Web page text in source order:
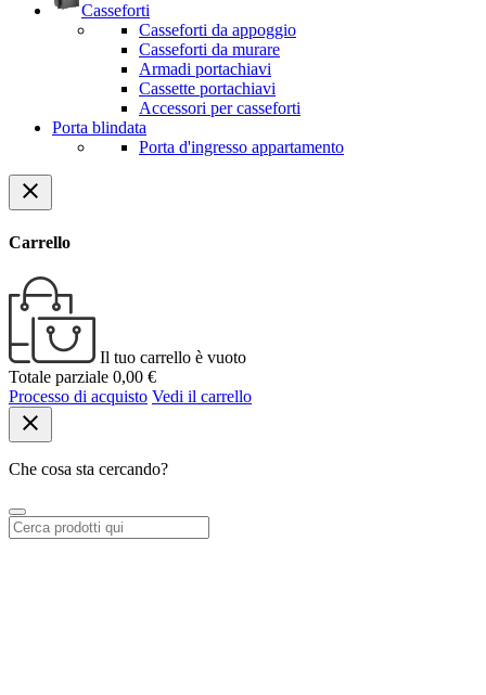
Casseforti
Casseforti da appoggio
Casseforti da murare
Armadi portachiavi
Cassette portachiavi
Accessori per casseforti
Porta blindata
Porta d'ingresso appartamento
close
Carrello
Il tuo carrello è vuoto
Totale parziale 0,00 €
Processo di acquisto Vedi il carrello
close
Che cosa sta cercando?